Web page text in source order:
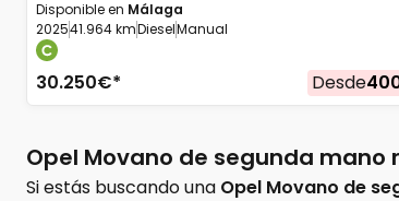
Disponible en Málaga
202541.964 kmDieselManual
30.250€* Desde
Opel Movano de segunda
Si estás buscando una Opel Movano de